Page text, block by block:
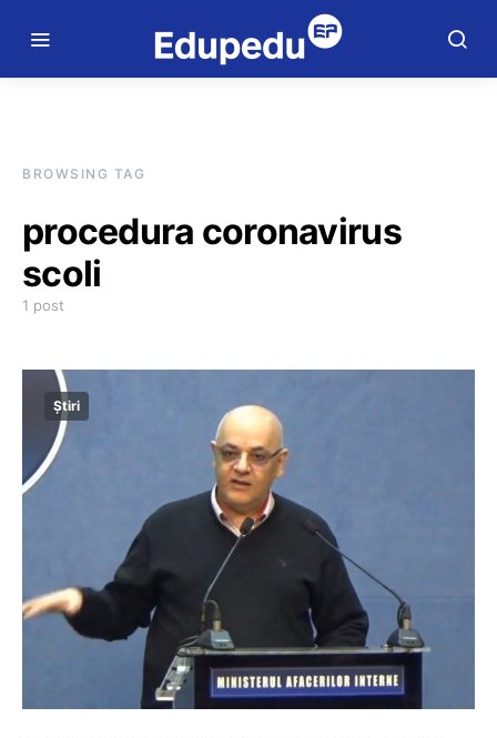
BROWSING TAG
procedura coronavirus
scoli
1 post
Știri